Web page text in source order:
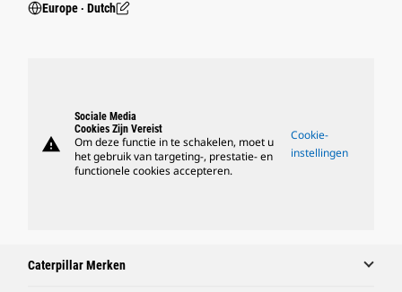
Europe ‧ Dutch
warning
Sociale Media
Cookies Zijn Vereist
Om deze functie in te schakelen, moet u
het gebruik van targeting-, prestatie- en
functionele cookies accepteren.
Cookie-
instellingen
Caterpillar Merken